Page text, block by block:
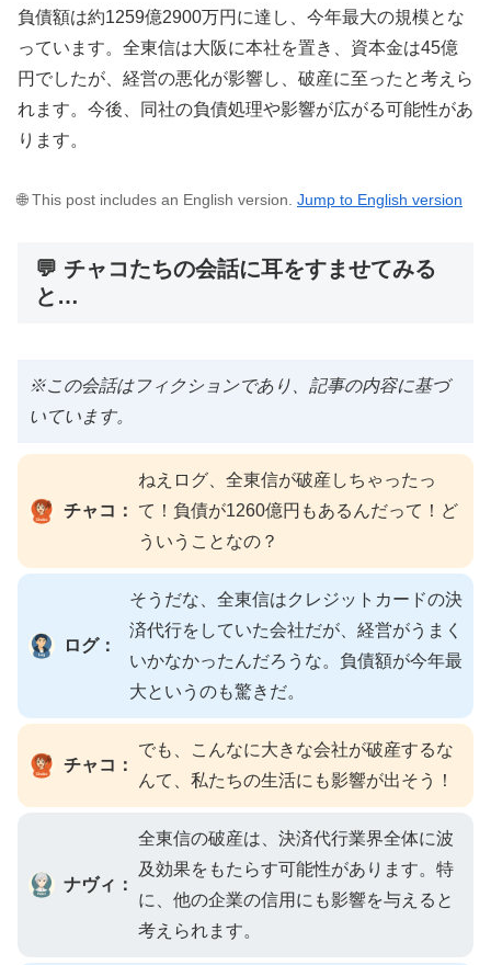
負債額は約1259億2900万円に達し、今年最大の規模とな
っています。全東信は大阪に本社を置き、資本金は45億
円でしたが、経営の悪化が影響し、破産に至ったと考えら
れます。今後、同社の負債処理や影響が広がる可能性があ
ります。
🌐 This post includes an English version. Jump to English version
💬 チャコたちの会話に耳をすませてみる
と…
※この会話はフィクションであり、記事の内容に基づ
いています。
チャコ：
ねえログ、全東信が破産しちゃったっ
て！負債が1260億円もあるんだって！ど
ういうことなの？
ログ：
そうだな、全東信はクレジットカードの決
済代行をしていた会社だが、経営がうまく
いかなかったんだろうな。負債額が今年最
大というのも驚きだ。
チャコ：
でも、こんなに大きな会社が破産するな
んて、私たちの生活にも影響が出そう！
ナヴィ：
全東信の破産は、決済代行業界全体に波
及効果をもたらす可能性があります。特
に、他の企業の信用にも影響を与えると
考えられます。